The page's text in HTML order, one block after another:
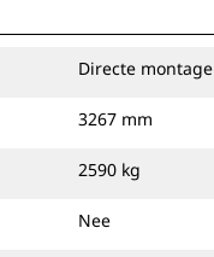
Directe montage
3267 mm
2590 kg
Nee